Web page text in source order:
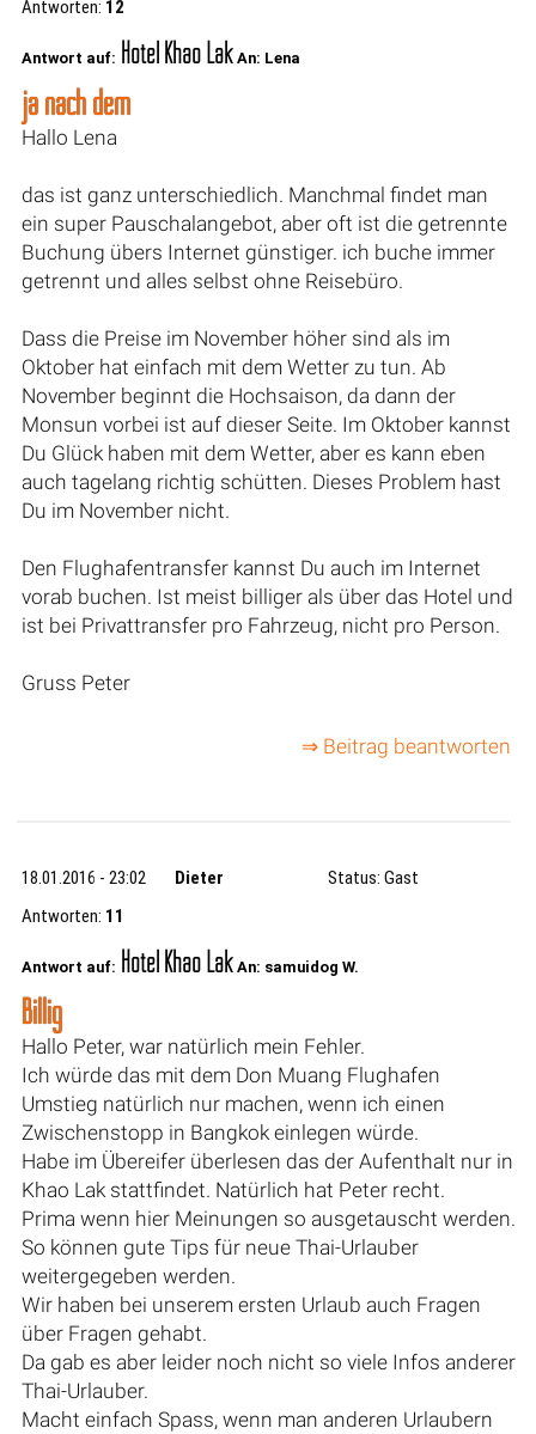
Antworten: 12
Antwort auf: Hotel Khao Lak An: Lena
ja nach dem
Hallo Lena
das ist ganz unterschiedlich. Manchmal findet man
ein super Pauschalangebot, aber oft ist die getrennte
Buchung übers Internet günstiger. ich buche immer
getrennt und alles selbst ohne Reisebüro.
Dass die Preise im November höher sind als im
Oktober hat einfach mit dem Wetter zu tun. Ab
November beginnt die Hochsaison, da dann der
Monsun vorbei ist auf dieser Seite. Im Oktober kannst
Du Glück haben mit dem Wetter, aber es kann eben
auch tagelang richtig schütten. Dieses Problem hast
Du im November nicht.
Den Flughafentransfer kannst Du auch im Internet
vorab buchen. Ist meist billiger als über das Hotel und
ist bei Privattransfer pro Fahrzeug, nicht pro Person.
Gruss Peter
⇒ Beitrag beantworten
18.01.2016 - 23:02 Dieter
Status: Gast
Antworten: 11
Antwort auf: Hotel Khao Lak An: samuidog W.
Billig
Hallo Peter, war natürlich mein Fehler.
Ich würde das mit dem Don Muang Flughafen
Umstieg natürlich nur machen, wenn ich einen
Zwischenstopp in Bangkok einlegen würde.
Habe im Übereifer überlesen das der Aufenthalt nur in
Khao Lak stattfindet. Natürlich hat Peter recht.
Prima wenn hier Meinungen so ausgetauscht werden.
So können gute Tips für neue Thai-Urlauber
weitergegeben werden.
Wir haben bei unserem ersten Urlaub auch Fragen
über Fragen gehabt.
Da gab es aber leider noch nicht so viele Infos anderer
Thai-Urlauber.
Macht einfach Spass, wenn man anderen Urlaubern